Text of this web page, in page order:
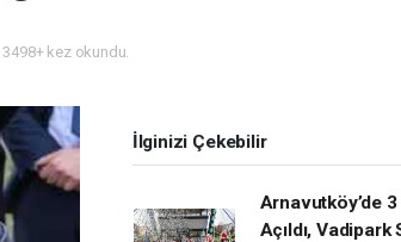
3498+ kez okundu.
İlginizi Çekebilir
Arnavutköy’de
Açıldı, Vadipark